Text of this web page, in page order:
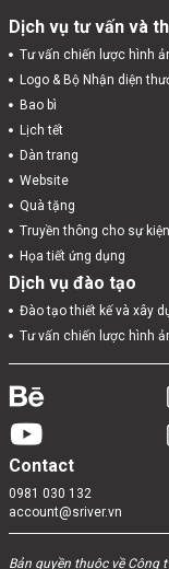
Dịch vụ tư vấn và
Tư vấn chiến lược hình
Logo & Bộ Nhận diện
Bao bì
Lịch tết
Dàn trang
Website
Quà tặng
Truyền thông cho sự kiện
Họa tiết ứng dụng
Dịch vụ đào tạo
Đào tạo thiết kế và xây
Tư vấn chiến lược hình
Contact
0981 030 132
account@sriver.vn
Bản quyền thuộc về Công